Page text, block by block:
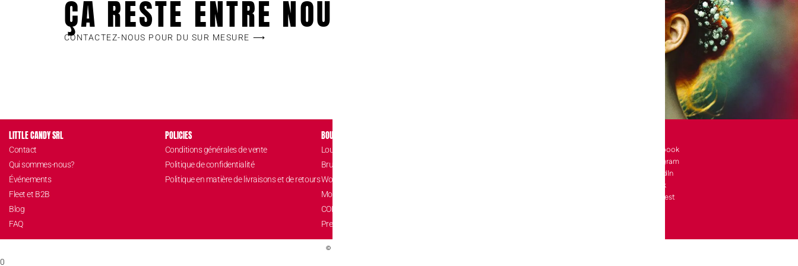
ÇA RESTE ENTRE NOUS!
CONTACTEZ-NOUS POUR DU SUR MESURE ⟶
LITTLE CANDY SRL
Contact
Qui sommes-nous?
Événements
Fleet et B2B
Blog
FAQ
POLICIES
Conditions générales de vente
Politique de confidentialité
Politique en matière de livraisons et de retours
BOUTIQUES
Louvain-la-Neuve Esplanade
Brussels The Mint
Woluwé Shopping Center
Mons Les Grands Prés
CONFIZZ Card
Pressé.e? Uber Eats
Facebook
Instagram
LinkedIn
TikTok
Pinterest
© Little Candy SRL 2026 - All rights reserved. Web by
0